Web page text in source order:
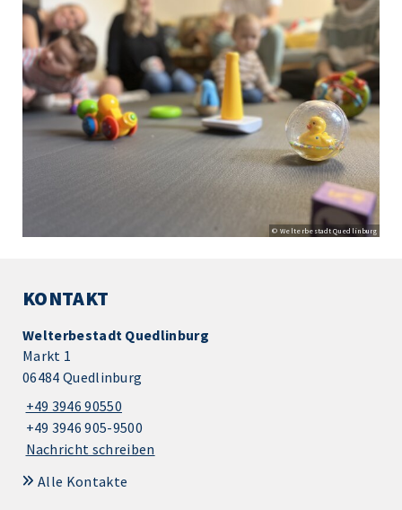
© Welterbestadt Quedlinburg
KONTAKT
Welterbestadt Quedlinburg
Markt 1
06484 Quedlinburg
+49 3946 90550
+49 3946 905-9500
Nachricht schreiben
Alle Kontakte